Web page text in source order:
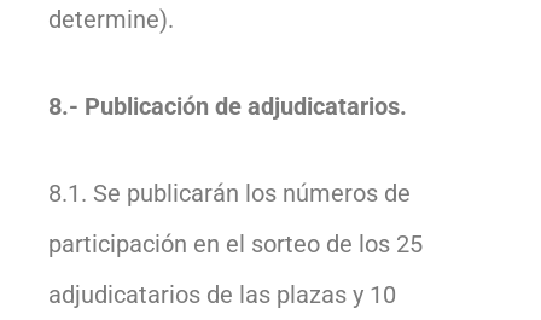
determine).
8.- Publicación de adjudicatarios.
8.1. Se publicarán los números de
participación en el sorteo de los 25
adjudicatarios de las plazas y 10